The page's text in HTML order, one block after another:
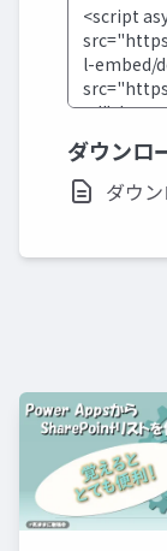
ダウンロ
ダウ